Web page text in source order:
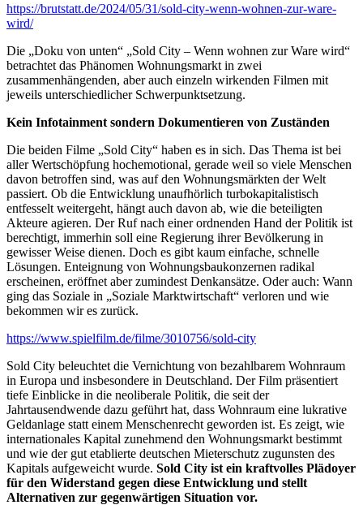
https://brutstatt.de/2024/05/31/sold-city-wenn-wohnen-zur-ware-
wird/
Die „Doku von unten“ „Sold City – Wenn wohnen zur Ware wird“
betrachtet das Phänomen Wohnungsmarkt in zwei
zusammenhängenden, aber auch einzeln wirkenden Filmen mit
jeweils unterschiedlicher Schwerpunktsetzung.
Kein Infotainment sondern Dokumentieren von Zuständen
Die beiden Filme „Sold City“ haben es in sich. Das Thema ist bei
aller Wertschöpfung hochemotional, gerade weil so viele Menschen
davon betroffen sind, was auf den Wohnungsmärkten der Welt
passiert. Ob die Entwicklung unaufhörlich turbokapitalistisch
entfesselt weitergeht, hängt auch davon ab, wie die beteiligten
Akteure agieren. Der Ruf nach einer ordnenden Hand der Politik ist
berechtigt, immerhin soll eine Regierung ihrer Bevölkerung in
gewisser Weise dienen. Doch es gibt kaum einfache, schnelle
Lösungen. Enteignung von Wohnungsbaukonzernen radikal
erscheinen, eröffnet aber zumindest Denkansätze. Oder auch: Wann
ging das Soziale in „Soziale Marktwirtschaft“ verloren und wie
bekommen wir es zurück.
https://www.spielfilm.de/filme/3010756/sold-city
Sold City beleuchtet die Vernichtung von bezahlbarem Wohnraum
in Europa und insbesondere in Deutschland. Der Film präsentiert
tiefe Einblicke in die neoliberale Politik, die seit der
Jahrtausendwende dazu geführt hat, dass Wohnraum eine lukrative
Geldanlage statt einem Menschenrecht geworden ist. Es zeigt, wie
internationales Kapital zunehmend den Wohnungsmarkt bestimmt
und wie der gut etablierte deutschen Mieterschutz zugunsten des
Kapitals aufgeweicht wurde. Sold City ist ein kraftvolles Plädoyer
für den Widerstand gegen diese Entwicklung und stellt
Alternativen zur gegenwärtigen Situation vor.